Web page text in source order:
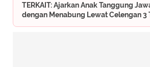
TERKAIT: Ajarkan Anak Tanggung
dengan Menabung Lewat Celengan 3